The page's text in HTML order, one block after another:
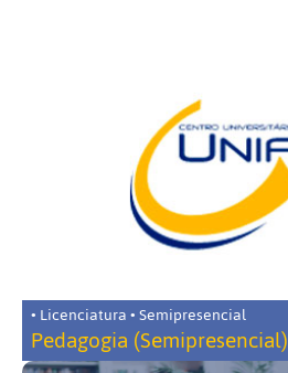
• Licenciatura • Semipresencial
Pedagogia (Semipresencial)